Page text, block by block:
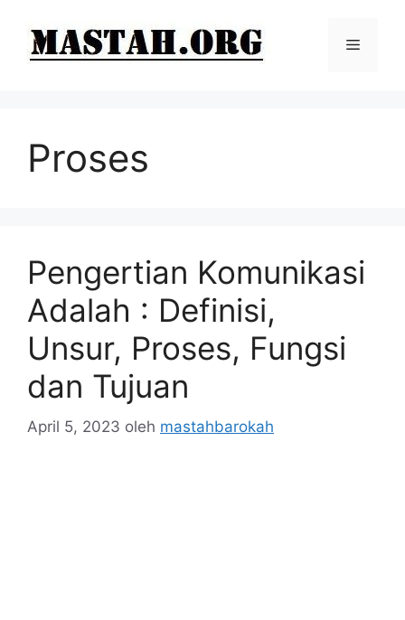
Menu
Proses
Pengertian Komunikasi
Adalah : Definisi,
Unsur, Proses, Fungsi
dan Tujuan
April 5, 2023 oleh mastahbarokah